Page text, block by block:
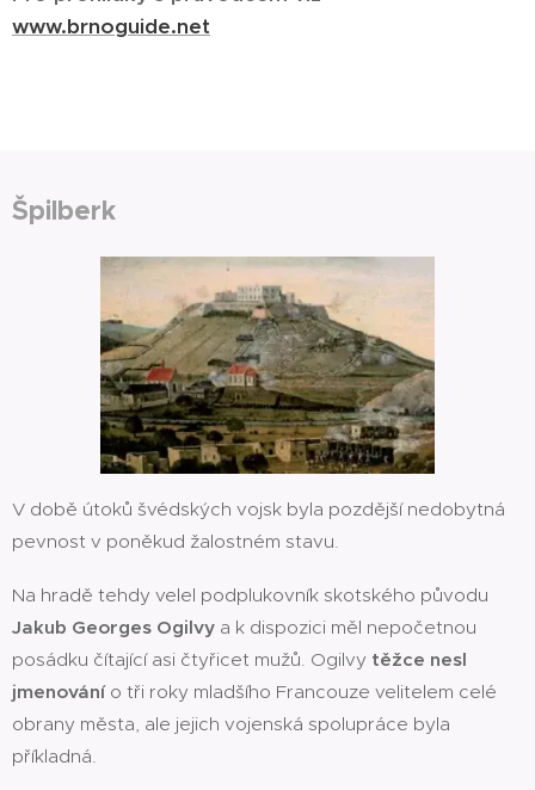
www.brnoguide.net
Špilberk
V době útoků švédských vojsk byla pozdější nedobytná
pevnost v poněkud žalostném stavu.
Na hradě tehdy velel podplukovník skotského původu
Jakub Georges Ogilvy a k dispozici měl nepočetnou
posádku čítající asi čtyřicet mužů. Ogilvy těžce nesl
jmenování o tři roky mladšího Francouze velitelem celé
obrany města, ale jejich vojenská spolupráce byla
příkladná.